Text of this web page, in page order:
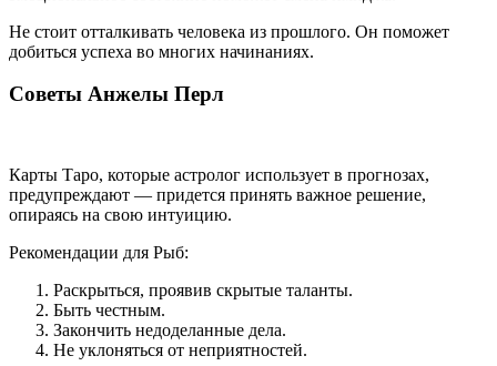
Не стоит отталкивать человека из прошлого. Он поможет
добиться успеха во многих начинаниях.
Советы Анжелы Перл
Карты Таро, которые астролог использует в прогнозах,
предупреждают — придется принять важное решение,
опираясь на свою интуицию.
Рекомендации для Рыб:
Раскрыться, проявив скрытые таланты.
Быть честным.
Закончить недоделанные дела.
Не уклоняться от неприятностей.